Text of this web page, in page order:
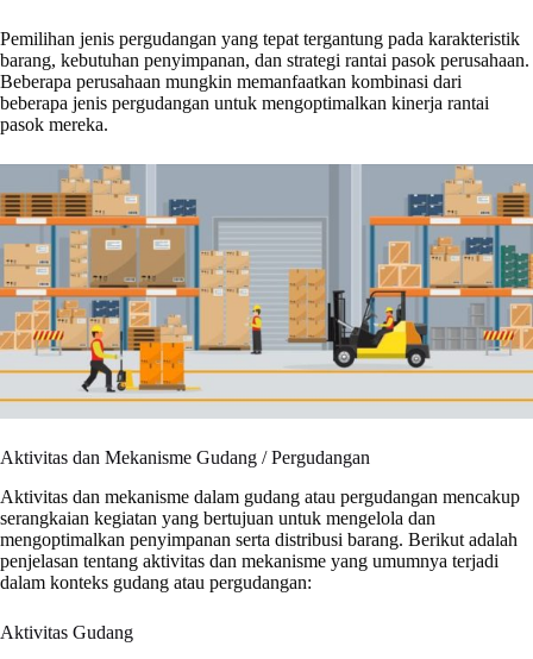
Pemilihan jenis pergudangan yang tepat tergantung pada karakteristik
barang, kebutuhan penyimpanan, dan strategi rantai pasok perusahaan.
Beberapa perusahaan mungkin memanfaatkan kombinasi dari
beberapa jenis pergudangan untuk mengoptimalkan kinerja rantai
pasok mereka.
Aktivitas dan Mekanisme Gudang / Pergudangan
Aktivitas dan mekanisme dalam gudang atau pergudangan mencakup
serangkaian kegiatan yang bertujuan untuk mengelola dan
mengoptimalkan penyimpanan serta distribusi barang. Berikut adalah
penjelasan tentang aktivitas dan mekanisme yang umumnya terjadi
dalam konteks gudang atau pergudangan:
Aktivitas Gudang